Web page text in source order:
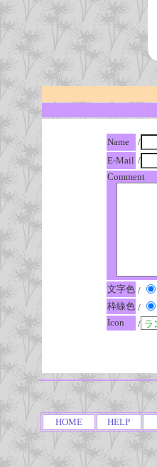
Name
/
E-Mail /
Comment
文字色 /
枠線色 /
Icon
/
HOME HELP